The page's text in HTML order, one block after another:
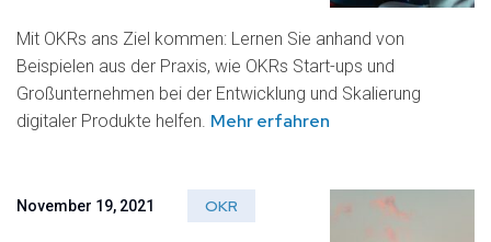
Mit OKRs ans Ziel kommen: Lernen Sie anhand von
Beispielen aus der Praxis, wie OKRs Start-ups und
Großunternehmen bei der Entwicklung und Skalierung
digitaler Produkte helfen. Mehr erfahren
November 19, 2021 OKR